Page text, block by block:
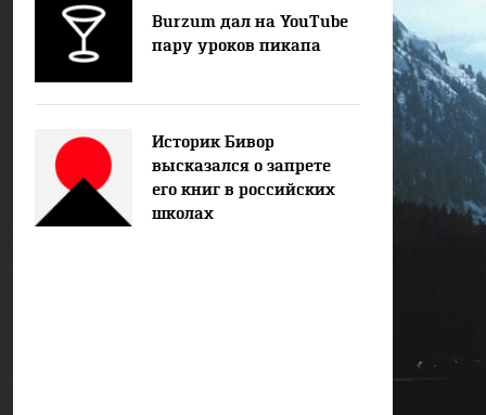
Burzum дал на YouTube
пару уроков пикапа
Историк Бивор
высказался о запрете
его книг в российских
школах